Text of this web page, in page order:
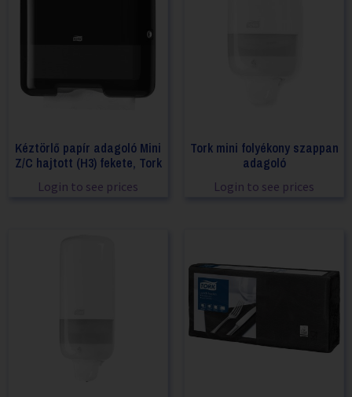
Kéztörlő papír adagoló Mini
Z/C hajtott (H3) fekete, Tork
Login to see prices
Tork mini folyékony szappan
adagoló
Login to see prices